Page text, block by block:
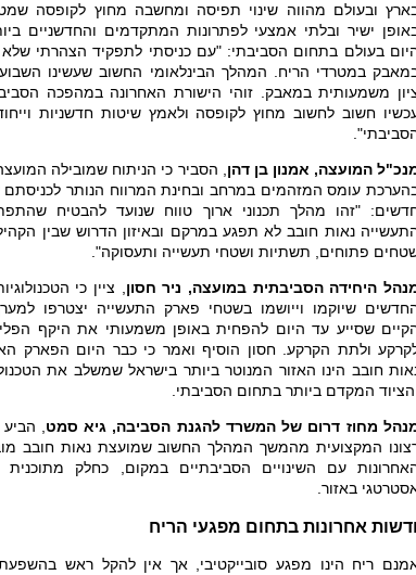
ובעולם מהווה שינוי תפיסה ומחשבה מחוץ לקופסה
ישיר ובלתי אמצעי לפתרונות המתקדמים והחדשניים
בעולם בתחום הסביבתי: "עם כניסתי לתפקיד הצהרתי שלא
במטרדי הריח. המהלך הבינלאומי החשוב שעשינו
משמעותית במאבק. זוהי הישורת האחרונה במהפכה
חשוב לחשוב מחוץ לקופסה ולאמץ שיטות חדשניות
המועצה, אמנון בן דהן , הסביר כי הניתוח שמובילה
עומס המזהמים במרחב ובחינת המרווח הנותר
"זהו מהלך תכנוני ארוך טווח שנועד להבטיח
נאות חובב לא תפגע במרקם ובאיזון הדרוש שבין
פתוחים, תשתיות ושטחי תעשייה ותעסוקה".
היחידה הסביבתית במועצה, ניר חסון , ציין כי
שיוקמו וייושמו בשטחי פארק התעשייה יצטרפו
שסייע עד היום להפחית באופן משמעותי את היקף
ולתת הקרקע. חסון הוסיף ואמר כי כבר היום הפארק
חובב הינו האזור המנוטר ביותר בישראל שמשלב את
המקדם ביותר בתחום הסביבתי.
מחוז דרום של המשרד להגנת הסביבה, גיא סמט ,
המקצועית מהמשך המהלך החשוב שמועצת נאות חובב
עם השינויים הסביבתיים במקום, כחלק מתוכנית
באזור.
אחרונות בתחום מפגעי הריח
ריח הינו מפגע סובייקטיבי, אך אין להקל ראש